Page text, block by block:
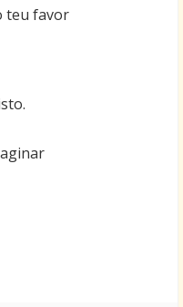
teu favor